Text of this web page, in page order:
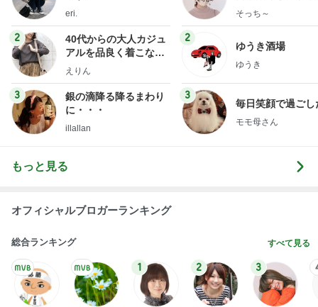
eri.
2
40代からの大人カジュ
アルを品良く着こなす
ファッションブログ
えりん
3
銀の滴降る降るまわり
に・・・
illallan
献立
そっち～
2
ゆうき酒場
ゆうき
3
毎日笑顔で過ごし
モモ母さん
もっと見る
オフィシャルブロガーランキング
総合ランキング すべて見る
1 2 3